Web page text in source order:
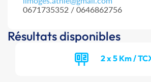
0671735352 / 0646862756
Résultats disponibles
2 x 5 Km /